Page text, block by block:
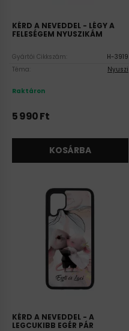
KÉRD A NEVEDDEL - LÉGY A
FELESÉGEM NYUSZIKÁM
Gyártói Cikkszám:
H-3919
Téma:
Nyuszi
Raktáron
5 990Ft
KOSÁRBA
KÉRD A NEVEDDEL - A
LEGCUKIBB EGÉR PÁR